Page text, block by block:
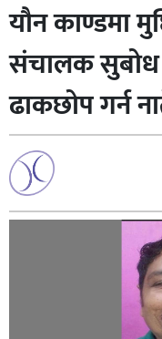
यौन काण्डमा
संचालक
ढाकछोप गर्न